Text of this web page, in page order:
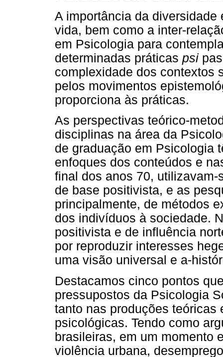
A importância da
vida, bem como a inter-
em Psicologia para
determinadas práticas psi
complexidade dos contextos
pelos movimentos
proporciona às práticas.
As perspectivas teórico-
disciplinas na área da
de graduação em Psicologia
enfoques dos conteúdos e
final dos anos 70,
de base positivista, e as
principalmente, de métodos
dos indivíduos à sociedade.
positivista e de influência
por reproduzir interesses
uma visão universal e a-
Destacamos cinco pontos
pressupostos da Psicologia
tanto nas produções teóricas
psicológicas. Tendo como
brasileiras, em um momento
violência urbana,